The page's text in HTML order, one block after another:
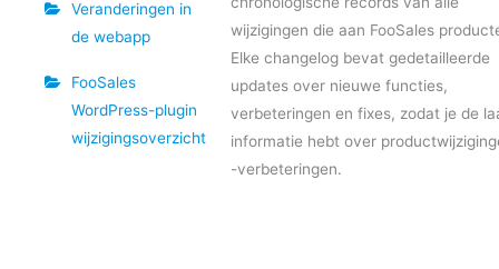
Veranderingen in
de webapp
FooSales
WordPress-plugin
wijzigingsoverzicht
wijzigingen die aan FooSales
Elke changelog bevat gedetailleerde
updates over nieuwe functies,
verbeteringen en fixes, zodat je de
informatie hebt over
-verbeteringen.